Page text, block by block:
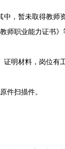
暂未取得教师
师职业能力证书》
材料，岗位有
扫描件。